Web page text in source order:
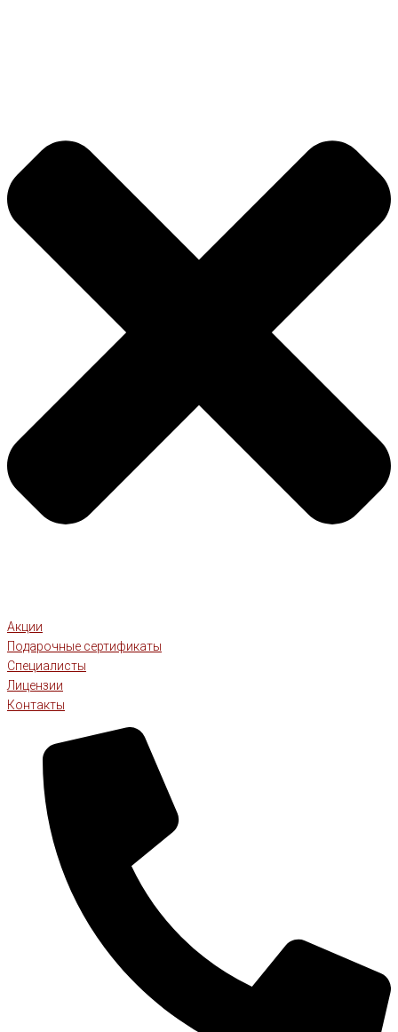
Акции
Подарочные сертификаты
Специалисты
Лицензии
Контакты